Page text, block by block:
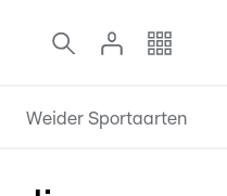
Weider Sportaarten